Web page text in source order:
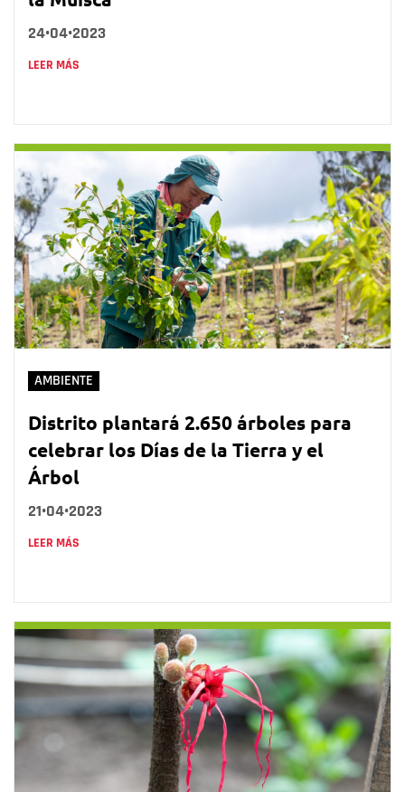
24•04•2023
LEER MÁS
AMBIENTE
Distrito plantará 2.650 árboles para
celebrar los Días de la Tierra y el
Árbol
21•04•2023
LEER MÁS